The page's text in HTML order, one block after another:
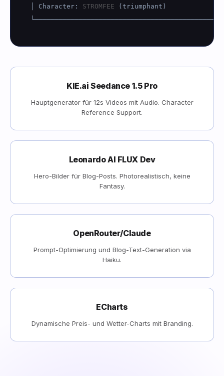
│ Character: STROMFEE (triumphant)
KIE.ai Seedance 1.5 Pro
Hauptgenerator für 12s Videos mit Audio. Character
Reference Support.
Leonardo AI FLUX Dev
Hero-Bilder für Blog-Posts. Photorealistisch, keine
Fantasy.
OpenRouter/Claude
Prompt-Optimierung und Blog-Text-Generation via
Haiku.
ECharts
Dynamische Preis- und Wetter-Charts mit Branding.